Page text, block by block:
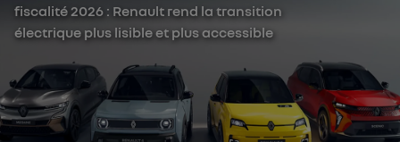
fiscalité 2026 : Renault rend la transition
électrique plus lisible et plus accessible